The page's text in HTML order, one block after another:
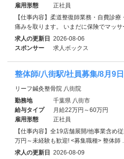
雇用形態
正社員
【仕事内容】柔道整復師業務・自費診
痛みを取ります。 いまだに保険でマッ
求人の更新日 2026-08-06
スポンサー
求人ボックス
整体師/八街駅/社員募集/8月9
リーフ鍼灸整骨院 八街院
勤務地
千葉県 八街市
給与タイプ
月給22万円～60万円
雇用形態
正社員
【仕事内容】全19店舗展開/他事業含め
万円～未経験も歓迎! <募集職種> 整体師 …
求人の更新日 2026-08-09